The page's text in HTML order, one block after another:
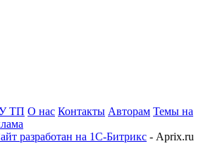
ТП О нас Контакты Авторам Темы на
разработан на 1С-Битрикс - Aprix.ru